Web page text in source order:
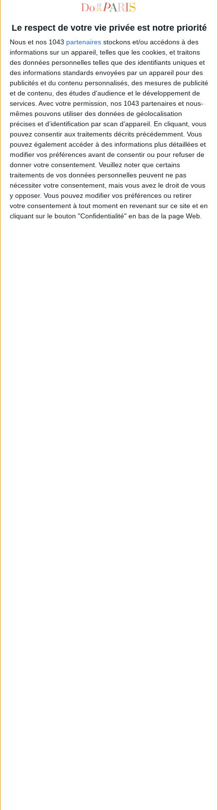
Le respect de votre vie privée est notre priorité
Nous et nos 1043 partenaires stockons et/ou accédons à des
informations sur un appareil, telles que les cookies, et traitons
des données personnelles telles que des identifiants uniques et
des informations standards envoyées par un appareil pour des
publicités et du contenu personnalisés, des mesures de publicité
et de contenu, des études d'audience et le développement de
services. Avec votre permission, nos 1043 partenaires et nous-
mêmes pouvons utiliser des données de géolocalisation
précises et d’identification par scan d'appareil. En cliquant, vous
pouvez consentir aux traitements décrits précédemment. Vous
pouvez également accéder à des informations plus détaillées et
modifier vos préférences avant de consentir ou pour refuser de
donner votre consentement. Veuillez noter que certains
traitements de vos données personnelles peuvent ne pas
nécessiter votre consentement, mais vous avez le droit de vous
y opposer. Vous pouvez modifier vos préférences ou retirer
votre consentement à tout moment en revenant sur ce site et en
cliquant sur le bouton "Confidentialité" en bas de la page Web.
LES SACS D’ÉTÉ QUI DONNENT LE TON DE LA SAISON